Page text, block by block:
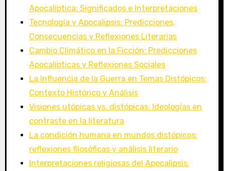
Apocalíptica: Significados e Interpretaciones
Tecnología y Apocalipsis: Predicciones,
Consecuencias y Reflexiones Literarias
Cambio Climático en la Ficción: Predicciones
Apocalípticas y Reflexiones Sociales
La Influencia de la Guerra en Temas Distópicos:
Contexto Histórico y Análisis
Visiones utópicas vs. distópicas: Ideologías en
contraste en la literatura
La condición humana en mundos distópicos:
reflexiones filosóficas y análisis literario
Interpretaciones religiosas del Apocalipsis: